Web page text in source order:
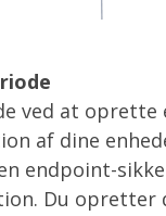
ved at oprette
af dine
endpoint-
Du opretter